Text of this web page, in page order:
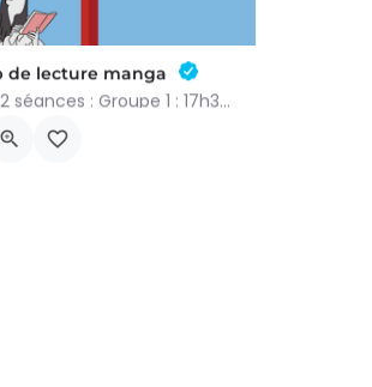
de lecture manga
Le club est divisé en 2 séances : Groupe 1 : 17h30-18h25 Groupe 2 : 18h25-19h20 Réservation obligatoire par…
55